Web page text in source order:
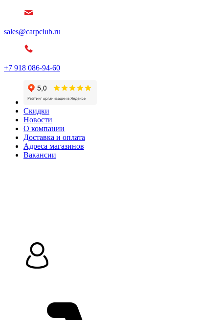
sales@carpclub.ru
+7 918 086-94-60
Скидки
Новости
О компании
Доставка и оплата
Адреса магазинов
Вакансии